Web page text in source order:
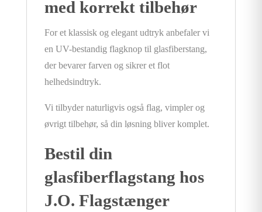
med korrekt tilbehør
For et klassisk og elegant udtryk anbefaler vi
en UV-bestandig flagknop til glasfiberstang,
der bevarer farven og sikrer et flot
helhedsindtryk.
Vi tilbyder naturligvis også flag, vimpler og
øvrigt tilbehør, så din løsning bliver komplet.
Bestil din
glasfiberflagstang hos
J.O. Flagstænger